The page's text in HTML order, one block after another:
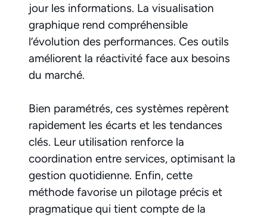
jour les informations. La visualisation
graphique rend compréhensible
l’évolution des performances. Ces outils
améliorent la réactivité face aux besoins
du marché.
Bien paramétrés, ces systèmes repèrent
rapidement les écarts et les tendances
clés. Leur utilisation renforce la
coordination entre services, optimisant la
gestion quotidienne. Enfin, cette
méthode favorise un pilotage précis et
pragmatique qui tient compte de la